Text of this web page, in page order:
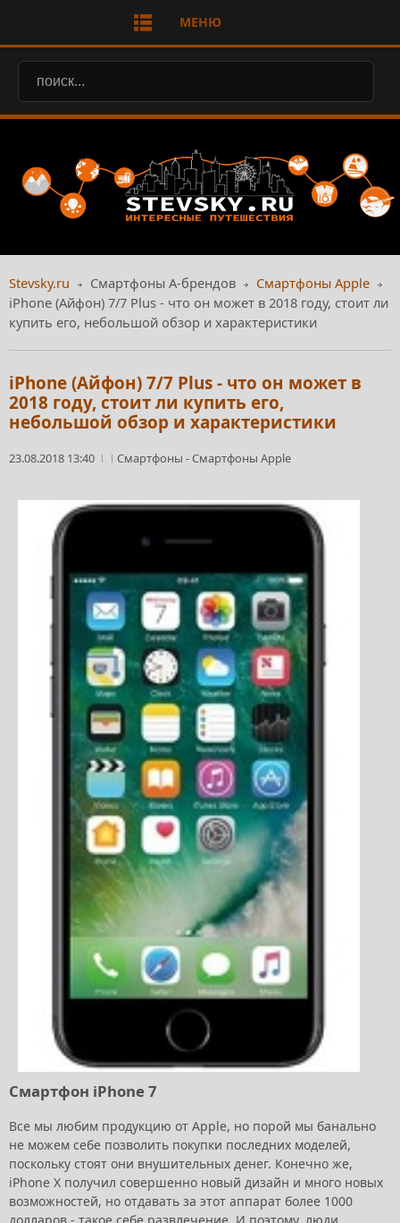
МЕНЮ
Stevsky.ru Смартфоны А-брендов
Смартфоны Apple
iPhone (Айфон) 7/7 Plus - что он может в 2018 году, стоит ли
купить его, небольшой обзор и характеристики
iPhone (Айфон) 7/7 Plus - что он может в
2018 году, стоит ли купить его,
небольшой обзор и характеристики
23.08.2018 13:40 Смартфоны -Смартфоны Apple
Смартфон iPhone 7
Все мы любим продукцию от Apple, но порой мы банально
не можем себе позволить покупки последних моделей,
поскольку стоят они внушительных денег. Конечно же,
iPhone X получил совершенно новый дизайн и много новых
возможностей, но отдавать за этот аппарат более 1000